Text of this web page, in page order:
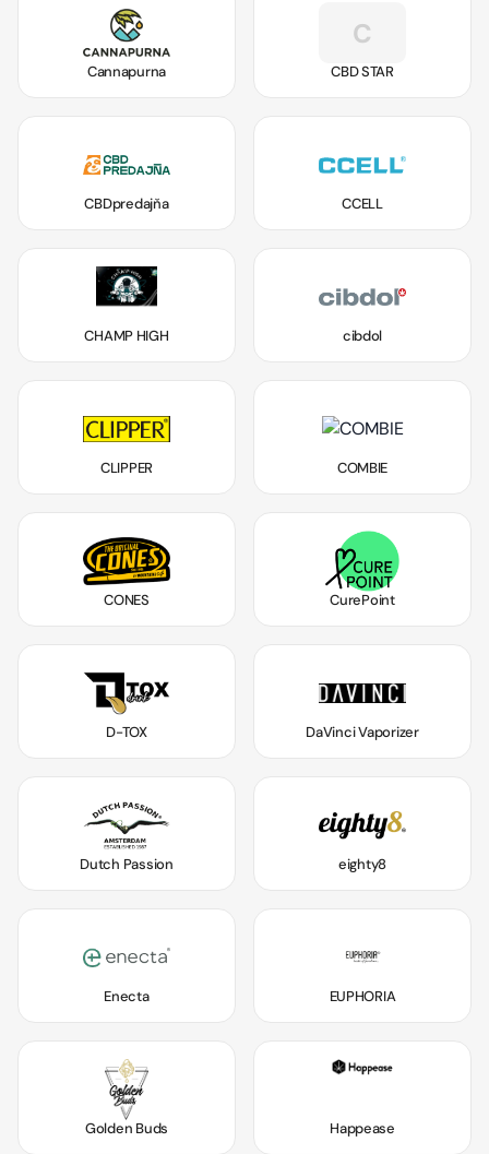
Cannapurna
C
CBD STAR
CBDpredajňa CCELL
CHAMP HIGH cibdol
CLIPPER COMBIE
CONES CurePoint
D-TOX DaVinci Vaporizer
Dutch Passion eighty8
Enecta EUPHORIA
Golden Buds Happease